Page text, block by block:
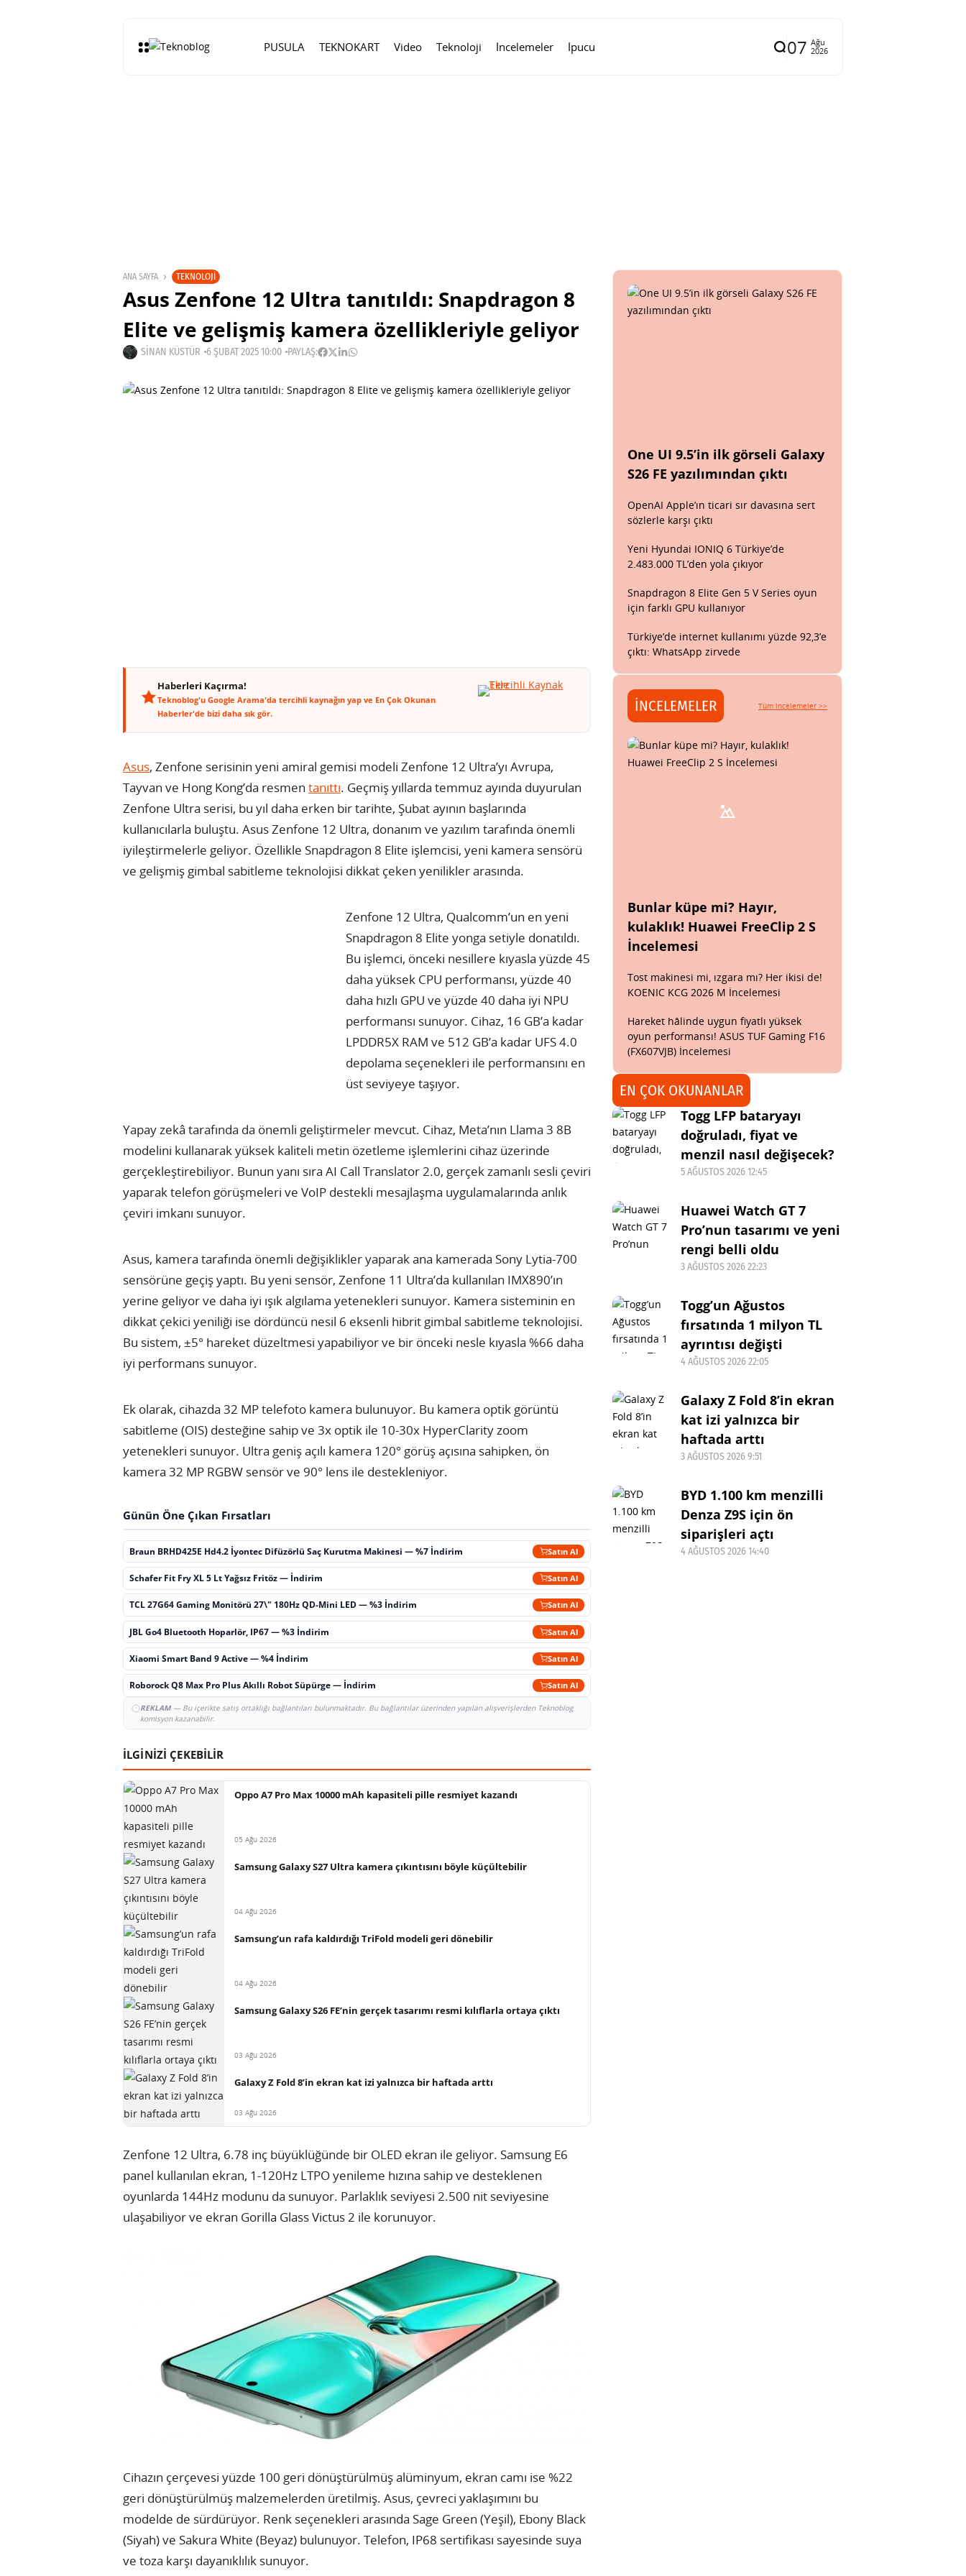
PUSULA TEKNOKART Video Teknoloji İncelemeler İpucu 07 Ağu
2026
ANA SAYFA TEKNOLOJI
Asus Zenfone 12 Ultra tanıtıldı: Snapdragon 8
Elite ve gelişmiş kamera özellikleriyle geliyor
SINAN KÜSTÜR 6 ŞUBAT 2025 10:00 PAYLAŞ:
Haberleri Kaçırma!
Teknoblog'u Google Arama'da tercihli kaynağın yap ve En Çok Okunan
Haberler'de bizi daha sık gör.
Asus, Zenfone serisinin yeni amiral gemisi modeli Zenfone 12 Ultra’yı Avrupa,
Tayvan ve Hong Kong’da resmen tanıttı. Geçmiş yıllarda temmuz ayında duyurulan
Zenfone Ultra serisi, bu yıl daha erken bir tarihte, Şubat ayının başlarında
kullanıcılarla buluştu. Asus Zenfone 12 Ultra, donanım ve yazılım tarafında önemli
iyileştirmelerle geliyor. Özellikle Snapdragon 8 Elite işlemcisi, yeni kamera sensörü
ve gelişmiş gimbal sabitleme teknolojisi dikkat çeken yenilikler arasında.
Zenfone 12 Ultra, Qualcomm’un en yeni
Snapdragon 8 Elite yonga setiyle donatıldı.
Bu işlemci, önceki nesillere kıyasla yüzde 45
daha yüksek CPU performansı, yüzde 40
daha hızlı GPU ve yüzde 40 daha iyi NPU
performansı sunuyor. Cihaz, 16 GB’a kadar
LPDDR5X RAM ve 512 GB’a kadar UFS 4.0
depolama seçenekleri ile performansını en
üst seviyeye taşıyor.
Yapay zekâ tarafında da önemli geliştirmeler mevcut. Cihaz, Meta’nın Llama 3 8B
modelini kullanarak yüksek kaliteli metin özetleme işlemlerini cihaz üzerinde
gerçekleştirebiliyor. Bunun yanı sıra AI Call Translator 2.0, gerçek zamanlı sesli çeviri
yaparak telefon görüşmeleri ve VoIP destekli mesajlaşma uygulamalarında anlık
çeviri imkanı sunuyor.
Asus, kamera tarafında önemli değişiklikler yaparak ana kamerada Sony Lytia-700
sensörüne geçiş yaptı. Bu yeni sensör, Zenfone 11 Ultra’da kullanılan IMX890’ın
yerine geliyor ve daha iyi ışık algılama yetenekleri sunuyor. Kamera sisteminin en
dikkat çekici yeniliği ise dördüncü nesil 6 eksenli hibrit gimbal sabitleme teknolojisi.
Bu sistem, ±5° hareket düzeltmesi yapabiliyor ve bir önceki nesle kıyasla %66 daha
iyi performans sunuyor.
Ek olarak, cihazda 32 MP telefoto kamera bulunuyor. Bu kamera optik görüntü
sabitleme (OIS) desteğine sahip ve 3x optik ile 10-30x HyperClarity zoom
yetenekleri sunuyor. Ultra geniş açılı kamera 120° görüş açısına sahipken, ön
kamera 32 MP RGBW sensör ve 90° lens ile destekleniyor.
Günün Öne Çıkan Fırsatları
Braun BRHD425E Hd4.2 İyontec Difüzörlü Saç Kurutma Makinesi — %7 İndirim Satın Al
Schafer Fit Fry XL 5 Lt Yağsız Fritöz — İndirim Satın Al
TCL 27G64 Gaming Monitörü 27\" 180Hz QD-Mini LED — %3 İndirim Satın Al
JBL Go4 Bluetooth Hoparlör, IP67 — %3 İndirim Satın Al
Xiaomi Smart Band 9 Active — %4 İndirim Satın Al
Roborock Q8 Max Pro Plus Akıllı Robot Süpürge — İndirim Satın Al
REKLAM— Bu içerikte satış ortaklığı bağlantıları bulunmaktadır. Bu bağlantılar üzerinden yapılan alışverişlerden Teknoblog
komisyon kazanabilir.
İLGİNİZİ ÇEKEBİLİR
Oppo A7 Pro Max 10000 mAh kapasiteli pille resmiyet kazandı
05 Ağu 2026
Samsung Galaxy S27 Ultra kamera çıkıntısını böyle küçültebilir
04 Ağu 2026
Samsung’un rafa kaldırdığı TriFold modeli geri dönebilir
04 Ağu 2026
Samsung Galaxy S26 FE’nin gerçek tasarımı resmi kılıflarla ortaya çıktı
03 Ağu 2026
Galaxy Z Fold 8’in ekran kat izi yalnızca bir haftada arttı
03 Ağu 2026
Zenfone 12 Ultra, 6.78 inç büyüklüğünde bir OLED ekran ile geliyor. Samsung E6
panel kullanılan ekran, 1-120Hz LTPO yenileme hızına sahip ve desteklenen
oyunlarda 144Hz modunu da sunuyor. Parlaklık seviyesi 2.500 nit seviyesine
ulaşabiliyor ve ekran Gorilla Glass Victus 2 ile korunuyor.
Cihazın çerçevesi yüzde 100 geri dönüştürülmüş alüminyum, ekran camı ise %22
geri dönüştürülmüş malzemelerden üretilmiş. Asus, çevreci yaklaşımını bu
modelde de sürdürüyor. Renk seçenekleri arasında Sage Green (Yeşil), Ebony Black
(Siyah) ve Sakura White (Beyaz) bulunuyor. Telefon, IP68 sertifikası sayesinde suya
ve toza karşı dayanıklılık sunuyor.
One UI 9.5’in ilk görseli Galaxy
S26 FE yazılımından çıktı
OpenAI Apple’ın ticari sır davasına sert
sözlerle karşı çıktı
Yeni Hyundai IONIQ 6 Türkiye’de
2.483.000 TL’den yola çıkıyor
Snapdragon 8 Elite Gen 5 V Series oyun
için farklı GPU kullanıyor
Türkiye’de internet kullanımı yüzde 92,3’e
çıktı: WhatsApp zirvede
İNCELEMELER Tüm incelemeler >>
Bunlar küpe mi? Hayır,
kulaklık! Huawei FreeClip 2 S
İncelemesi
Tost makinesi mi, ızgara mı? Her ikisi de!
KOENIC KCG 2026 M İncelemesi
Hareket hâlinde uygun fiyatlı yüksek
oyun performansı! ASUS TUF Gaming F16
(FX607VJB) İncelemesi
EN ÇOK OKUNANLAR
Togg LFP bataryayı
doğruladı, fiyat ve
menzil nasıl değişecek?
5 AĞUSTOS 2026 12:45
Huawei Watch GT 7
Pro’nun tasarımı ve yeni
rengi belli oldu
3 AĞUSTOS 2026 22:23
Togg’un Ağustos
fırsatında 1 milyon TL
ayrıntısı değişti
4 AĞUSTOS 2026 22:05
Galaxy Z Fold 8’in ekran
kat izi yalnızca bir
haftada arttı
3 AĞUSTOS 2026 9:51
BYD 1.100 km menzilli
Denza Z9S için ön
siparişleri açtı
4 AĞUSTOS 2026 14:40